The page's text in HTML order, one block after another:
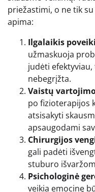
priežastimi, o ne tik
apima:
Ilgalaikis
užmaskuoja
judėti
nebegrįžta.
Vaistų
po fizioterapijos
atsisakyti
apsaugodami
Chirurgijos
gali padėti
stuburo
Psichologinė
veikia emocinę